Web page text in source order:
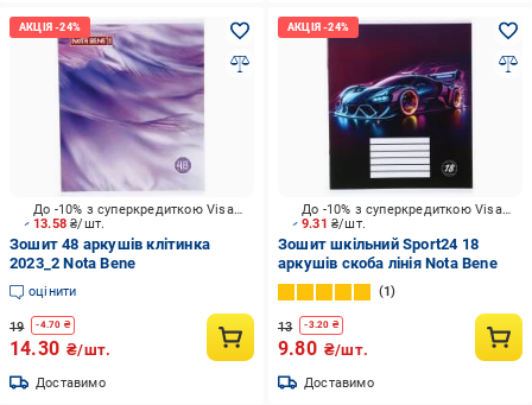
13.58₴/шт.
До -10% з суперкредиткою Visa Вигода
Зошит 48 аркушів клітинка
2023_2 Nota Bene
оцінити
19 -4.70 ₴
14.30 ₴/шт.
Доставимо
9.31 ₴/шт.
До -10% з суперкредиткою Visa Вигода
Зошит шкільний Sport24 18
аркушів скоба лінія Nota Bene
1
13 -3.20 ₴
9.80 ₴/шт.
Доставимо